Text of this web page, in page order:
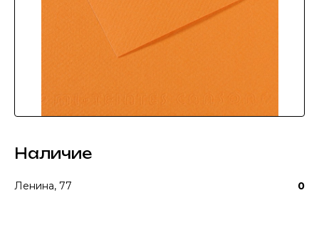
Наличие
Ленина, 77 0